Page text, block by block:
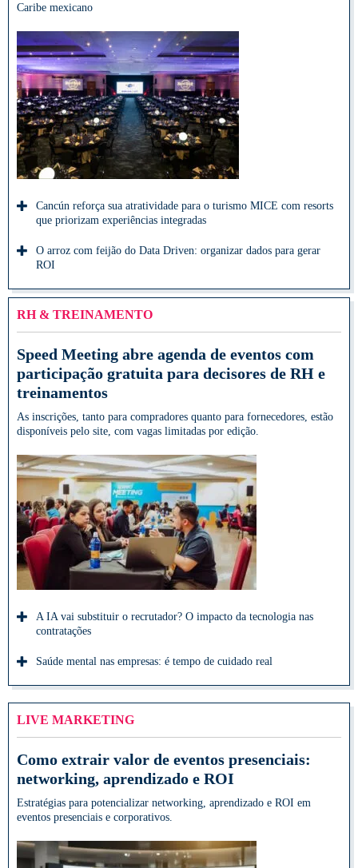
Caribe mexicano
Cancún reforça sua atratividade para o turismo MICE com resorts
que priorizam experiências integradas
O arroz com feijão do Data Driven: organizar dados para gerar
ROI
RH & TREINAMENTO
Speed Meeting abre agenda de eventos com
participação gratuita para decisores de RH e
treinamentos
As inscrições, tanto para compradores quanto para fornecedores, estão
disponíveis pelo site, com vagas limitadas por edição.
A IA vai substituir o recrutador? O impacto da tecnologia nas
contratações
Saúde mental nas empresas: é tempo de cuidado real
LIVE MARKETING
Como extrair valor de eventos presenciais:
networking, aprendizado e ROI
Estratégias para potencializar networking, aprendizado e ROI em
eventos presenciais e corporativos.